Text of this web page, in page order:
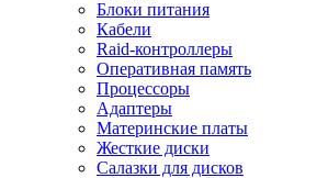
Блоки питания
Кабели
Raid-контроллеры
Оперативная память
Процессоры
Адаптеры
Материнские платы
Жесткие диски
Салазки для дисков